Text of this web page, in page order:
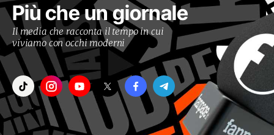
Più che un giornale
Il media che racconta il tempo in cui
viviamo con occhi moderni